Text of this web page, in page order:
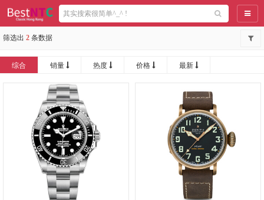
导航
筛选出 2 条数据
综合 销量 热度 价格 最新